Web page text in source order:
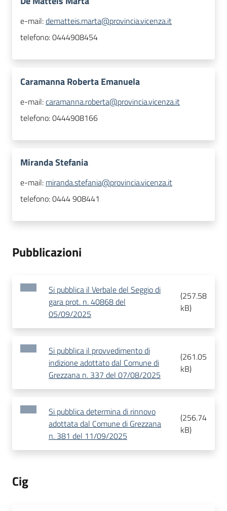
e-mail:dematteis.marta@provincia.vicenza.it
telefono:0444908454
Caramanna Roberta Emanuela
e-mail:caramanna.roberta@provincia.vicenza.it
telefono:0444908166
Miranda Stefania
e-mail: miranda.stefania@provincia.vicenza.it
telefono:0444 908441
Pubblicazioni
Si pubblica il Verbale del Seggio di
gara prot. n. 40868 del
05/09/2025
(257.58
kB)
Si pubblica il provvedimento di
indizione adottato dal Comune di
Grezzana n. 337 del 07/08/2025
(261.05
kB)
Si pubblica determina di rinnovo
adottata dal Comune di Grezzana
n. 381 del 11/09/2025
(256.74
kB)
Cig